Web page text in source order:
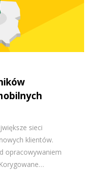
sieci
klientów.
opracowywaniem